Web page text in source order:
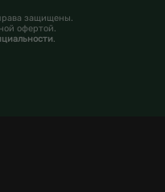
защищены.
офертой.
.